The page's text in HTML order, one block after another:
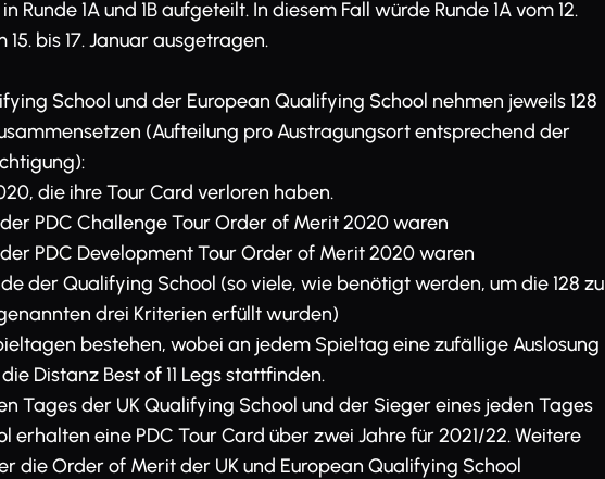
1A und 1B aufgeteilt. In diesem Fall würde Runde 1A vom 12.
15. bis 17. Januar ausgetragen.
School und der European Qualifying School nehmen jeweils 128
(Aufteilung pro Austragungsort entsprechend der
die ihre Tour Card verloren haben.
PDC Challenge Tour Order of Merit 2020 waren
PDC Development Tour Order of Merit 2020 waren
der Qualifying School (so viele, wie benötigt werden, um die 128 zu
drei Kriterien erfüllt wurden)
bestehen, wobei an jedem Spieltag eine zufällige Auslosung
Distanz Best of 11 Legs stattfinden.
Tages der UK Qualifying School und der Sieger eines jeden Tages
erhalten eine PDC Tour Card über zwei Jahre für 2021/22. Weitere
die Order of Merit der UK und European Qualifying School